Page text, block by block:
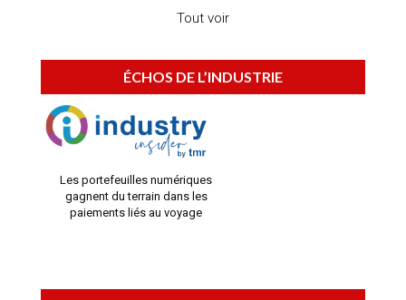
Tout voir
ÉCHOS DE L’INDUSTRIE
Les portefeuilles numériques
gagnent du terrain dans les
paiements liés au voyage